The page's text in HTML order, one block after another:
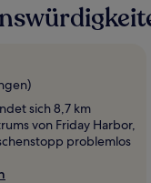
sich 8,7 km
von Friday Harbor,
problemlos